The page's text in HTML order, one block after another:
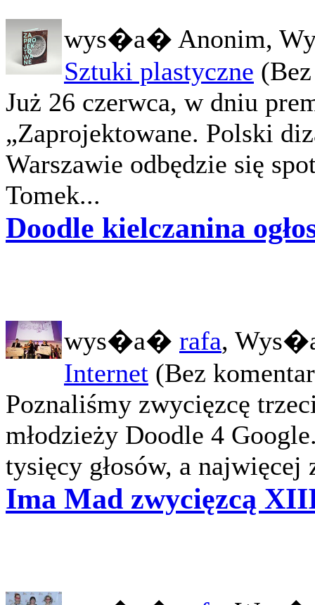
wys�a� Anonim,
Sztuki plastyczne
Już 26 czerwca, w dniu
„Zaprojektowane. Polski
Warszawie odbędzie się
Tomek...
Doodle kielczanina
wys�a� rafa,
Internet (Bez
Poznaliśmy zwycięzcę
młodzieży Doodle 4
tysięcy głosów, a najwięcej
Ima Mad zwycięzcą